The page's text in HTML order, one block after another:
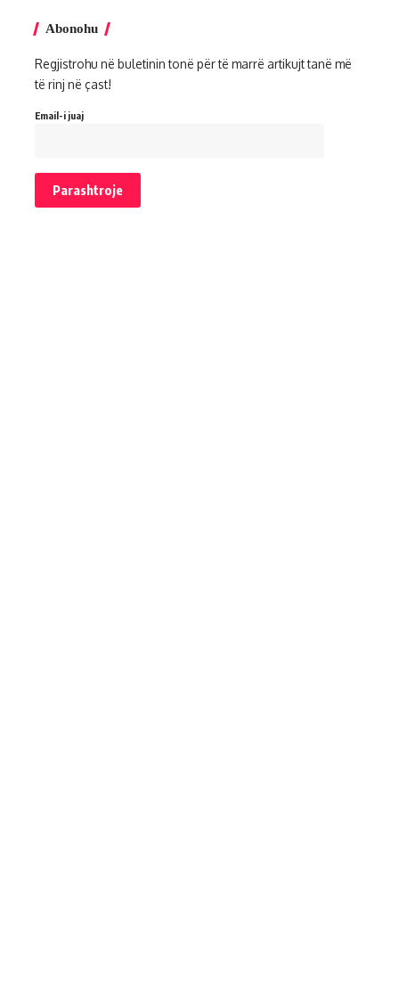
Abonohu
Regjistrohu në buletinin tonë për të marrë artikujt tanë më
të rinj në çast!
Email-i juaj